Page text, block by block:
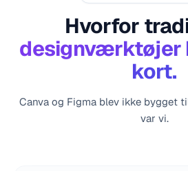
Hvorfor
designværktøjer
kort.
Canva og Figma blev ikke bygget
var vi.